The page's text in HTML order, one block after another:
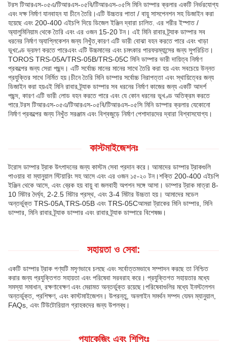
টরস টিআরএস-০৫এ/টিআরএস-০৫বি/টিআরএস-০৫সি মিনি ডাম্পার ক্রলার একটি নির্ভরযোগ্য
এবং দক্ষ নির্মাণ যানবাহন যা চীনে তৈরি।এটি উচ্চতর পাতা / বায়ু সাসপেনশন সহ ডিজাইন করা
হয়েছে এবং 200-400 এইচপি দিয়ে ডিজেল ইঞ্জিন দ্বারা চালিত. এর শরীর ইস্পাত /
অ্যালুমিনিয়াম থেকে তৈরি এবং এর ওজন 15-20 টন। এই মিনি রাবার ট্র্যাক ডাম্পার সব
ধরনের নির্মাণ অ্যাপ্লিকেশন জন্য নিখুঁত,কারণ এটি ভারী বোঝা বহন করতে পারে এবং খাড়া
ভূখণ্ডে ভ্রমণ করতে পারেএবং এটি উচ্চমানের এবং চমৎকার পারফরম্যান্সের জন্য সুপরিচিত।
TOROS TRS-05A/TRS-05B/TRS-05C মিনি ডাম্পার ভারী দায়িত্ব নির্মাণ
প্রকল্পের জন্য সেরা পছন্দ। এটি সর্বোচ্চ মানের মানের সাথে তৈরি করা হয় এবং সবচেয়ে উন্নত
প্রযুক্তির সাথে নির্মিত হয়।চীনে তৈরি মিনি ডাম্পার সর্বোচ্চ নিরাপত্তা এবং স্থায়িত্বের জন্য
ডিজাইন করা হয়এই মিনি রাবার ট্র্যাক ডাম্পার সব ধরনের নির্মাণ কাজের জন্য একটি আদর্শ
পছন্দ, কারণ এটি ভারী লোড বহন করতে পারে এবং যে কোন ধরনের ভূখণ্ড অতিক্রম করতে
পারে.টরস টিআরএস-০৫এ/টিআরএস-০৫বি/টিআরএস-০৫সি মিনি ডাম্পার ক্রলার যেকোনো
নির্মাণ প্রকল্পের জন্য নিখুঁত সরঞ্জাম এবং বিশ্বজুড়ে নির্মাণ পেশাদারদের দ্বারা বিশ্বাসযোগ্য।
কাস্টমাইজেশনঃ
টরোস ডাম্পার ট্রাক উৎপাদনের জন্য কাস্টম সেবা প্রদান করে। আমাদের ডাম্পার ট্রাকগুলি
পাওয়ার বা ম্যানুয়াল স্টিয়ারিং সহ আসে এবং এর ওজন ১৫-২০ টন।শক্তি 200-400 এইচপি
ইঞ্জিন থেকে আসে, এবং ব্রেক হয় বায়ু বা জলবাহী অপশন সঙ্গে আসা। ডাম্পার ট্রাক মাত্রা 8-
10 মিটার দৈর্ঘ্য, 2-2.5 মিটার প্রস্থ, এবং 3-4 মিটার উচ্চতা হয়। আমাদের মডেল
অন্তর্ভুক্ত TRS-05A,TRS-05B এবং TRS-05Cআমরা ট্রাকের মিনি ডাম্পার, মিনি
ডাম্পার, মিনি রাবার ট্র্যাক ডাম্পার এবং রাবার ট্র্যাক ডাম্পারে বিশেষজ্ঞ।
সহায়তা ও সেবা:
একটি ডাম্পার ট্রাক পণ্যটি মসৃণভাবে চলছে এবং সর্বোত্তমভাবে সম্পাদন করছে তা নিশ্চিত
করার জন্য প্রযুক্তিগত সহায়তা এবং পরিষেবা সরবরাহ করে। প্রযুক্তিগত সহায়তার মধ্যে
সমস্যা সমাধান, রক্ষণাবেক্ষণ এবং মেরামত অন্তর্ভুক্ত রয়েছে।পরিষেবাগুলির মধ্যে ইনস্টলেশন
অন্তর্ভুক্ত, প্রশিক্ষণ, এবং কাস্টমাইজেশন। উপরন্তু, অনলাইন সমর্থন সম্পদ যেমন ম্যানুয়াল,
FAQs, এবং টিউটোরিয়াল গ্রাহকদের জন্য উপলব্ধ।
প্যাকেজিং এবং শিপিংঃ